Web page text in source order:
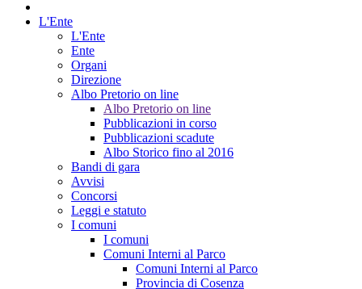
L'Ente
L'Ente
Ente
Organi
Direzione
Albo Pretorio on line
Albo Pretorio on line
Pubblicazioni in corso
Pubblicazioni scadute
Albo Storico fino al 2016
Bandi di gara
Avvisi
Concorsi
Leggi e statuto
I comuni
I comuni
Comuni Interni al Parco
Comuni Interni al Parco
Provincia di Cosenza